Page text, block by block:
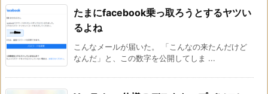
たまにfacebook乗っ取ろうとするヤツい
るよね
こんなメールが届いた。 「こんなの来たんだけど
なんだ」と、この数字を公開してしま ...